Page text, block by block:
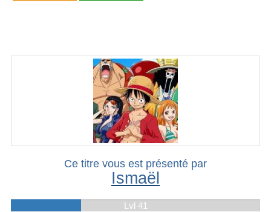
Ce titre vous est présenté par
Ismaël
Lvl 41